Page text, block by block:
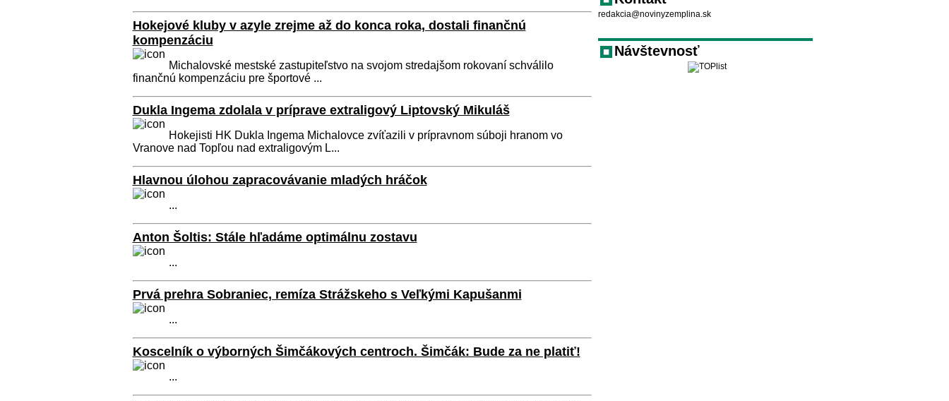
Hokejové kluby v azyle zrejme až do konca roka, dostali finančnú
kompenzáciu
Michalovské mestské zastupiteľstvo na svojom stredajšom rokovaní schválilo
finančnú kompenzáciu pre športové ...
Dukla Ingema zdolala v príprave extraligový Liptovský Mikuláš
Hokejisti HK Dukla Ingema Michalovce zvíťazili v prípravnom súboji hranom vo
Vranove nad Topľou nad extraligovým L...
Hlavnou úlohou zapracovávanie mladých hráčok
...
Anton Šoltis: Stále hľadáme optimálnu zostavu
...
Prvá prehra Sobraniec, remíza Strážskeho s Veľkými Kapušanmi
...
Koscelník o výborných Šimčákových centroch. Šimčák: Bude za ne platiť!
...
redakcia@novinyzemplina.sk
Návštevnosť